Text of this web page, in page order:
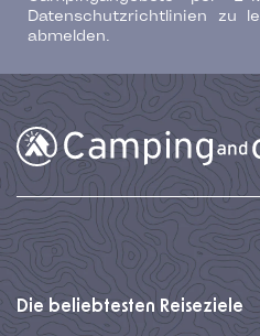
Datenschutzrichtlinien zu
abmelden.
Die beliebtesten Reiseziele